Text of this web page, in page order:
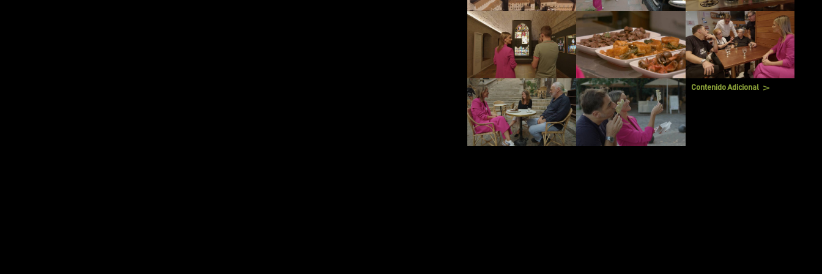
profesionales de restaurantes y pastelerías. Mención especial a
Josep Mercader que en los años 70 comenzó la revolución de la
cocina catalana. Y los restaurantes que ha visitado y disfrutado son:
Rocambolesc Can Roca El Celler de Can Roca El Motel Café Le Bistrot
Contenido Adicional V